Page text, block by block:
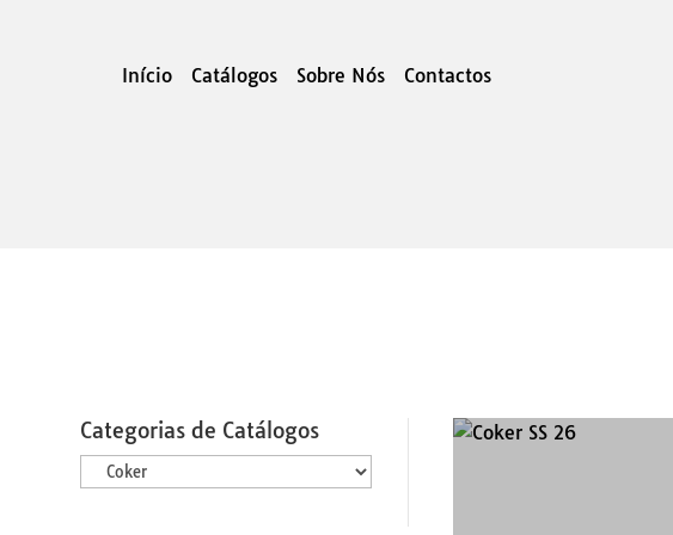
Início Catálogos Sobre Nós Contactos
Categorias de Catálogos
Categorias
de